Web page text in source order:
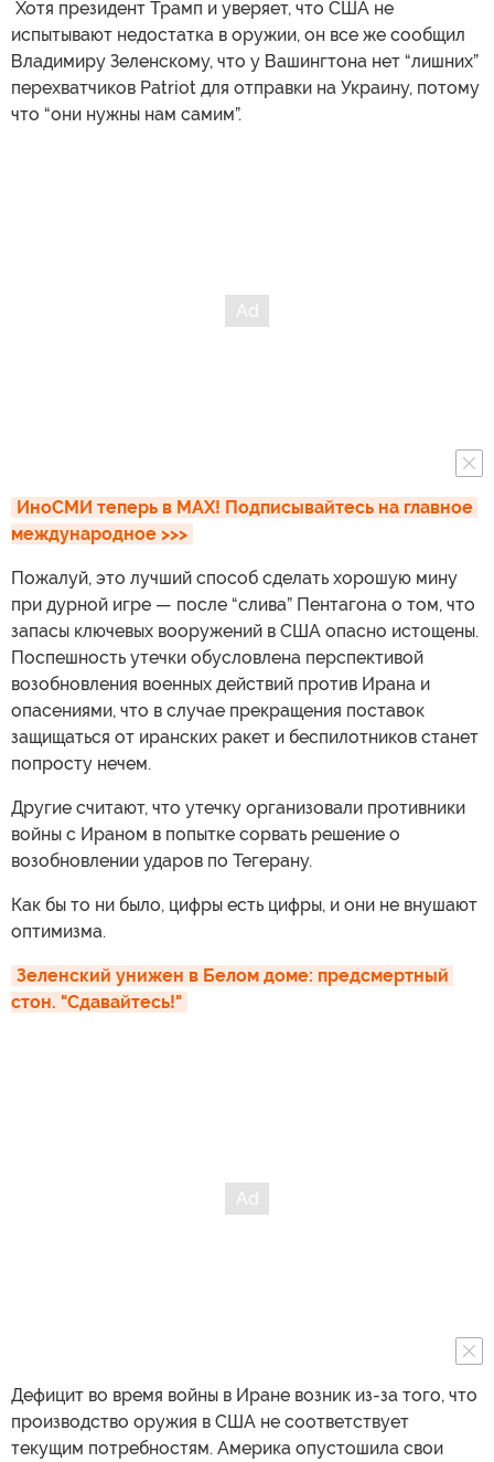
​ Хотя президент Трамп и уверяет, что США не
испытывают недостатка в оружии, он все же сообщил
Владимиру Зеленскому, что у Вашингтона нет “лишних”
перехватчиков Patriot для отправки на Украину, потому
что “они нужны нам самим”.
ИноСМИ теперь в MAX! Подписывайтесь на главное
международное >>>
Пожалуй, это лучший способ сделать хорошую мину
при дурной игре — после “слива” Пентагона о том, что
запасы ключевых вооружений в США опасно истощены.
Поспешность утечки обусловлена перспективой
возобновления военных действий против Ирана и
опасениями, что в случае прекращения поставок
защищаться от иранских ракет и беспилотников станет
попросту нечем.
Другие считают, что утечку организовали противники
войны с Ираном в попытке сорвать решение о
возобновлении ударов по Тегерану.
Как бы то ни было, цифры есть цифры, и они не внушают
оптимизма.
Зеленский унижен в Белом доме: предсмертный
стон. "Сдавайтесь!"
Дефицит во время войны в Иране возник из-за того, что
производство оружия в США не соответствует
текущим потребностям. Америка опустошила свои